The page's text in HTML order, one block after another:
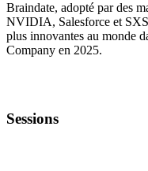
Braindate, adopté par des
NVIDIA, Salesforce et
plus innovantes au monde
Company en 2025.
Sessions